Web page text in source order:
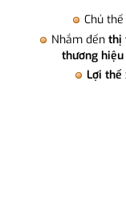
Chủ
Nhắm đến thị
thương hiệu
Lợi thế